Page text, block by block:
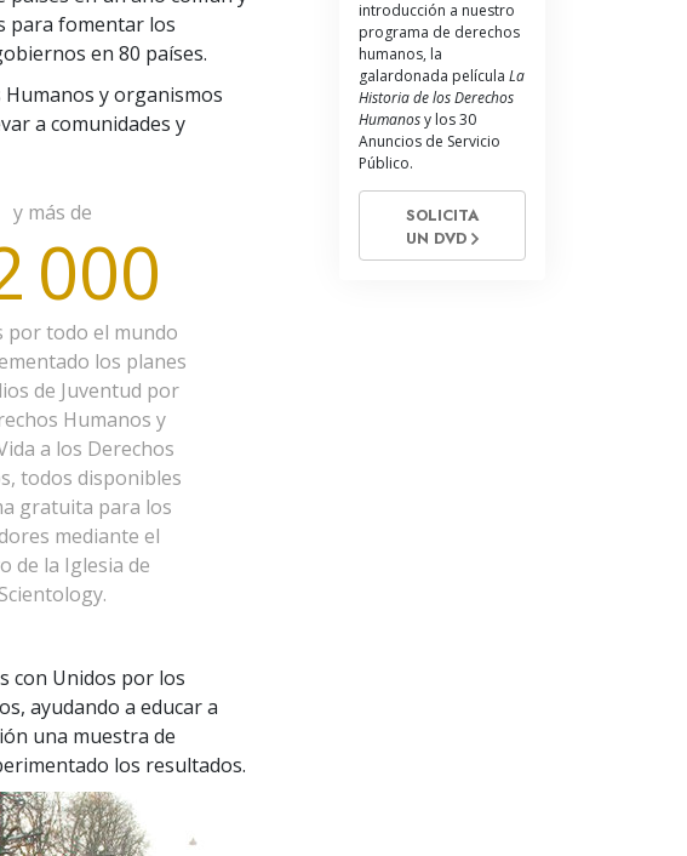
para fomentar los
en 80 países.
y organismos
a comunidades y
y más de
000
por todo el mundo
los planes
de Juventud por
Humanos y
a los Derechos
todos disponibles
gratuita para los
mediante el
de la Iglesia de
Scientology.
con Unidos por los
ayudando a educar a
una muestra de
los resultados.
introducción a nuestro
programa de derechos
humanos, la
galardonada película La
Historia de los Derechos
Humanosy los 30
Anuncios de Servicio
Público.
SOLICITA
UN DVD